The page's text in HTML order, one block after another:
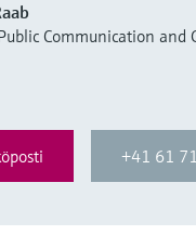
Communication and
+41 61